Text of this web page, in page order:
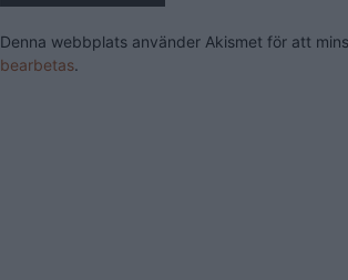
Denna webbplats använder Akismet för att
bearbetas.